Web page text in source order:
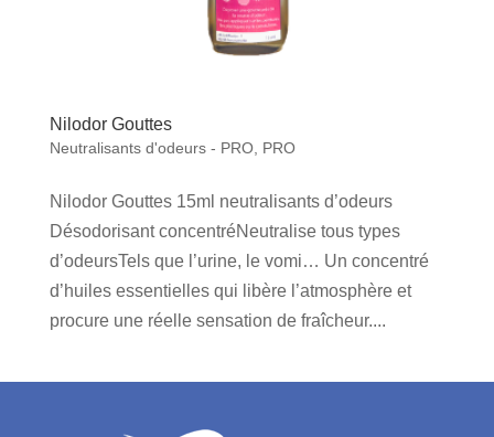
Nilodor Gouttes
Neutralisants d'odeurs - PRO, PRO
Nilodor Gouttes 15ml neutralisants d’odeurs
Désodorisant concentréNeutralise tous types
d’odeursTels que l’urine, le vomi… Un concentré
d’huiles essentielles qui libère l’atmosphère et
procure une réelle sensation de fraîcheur....